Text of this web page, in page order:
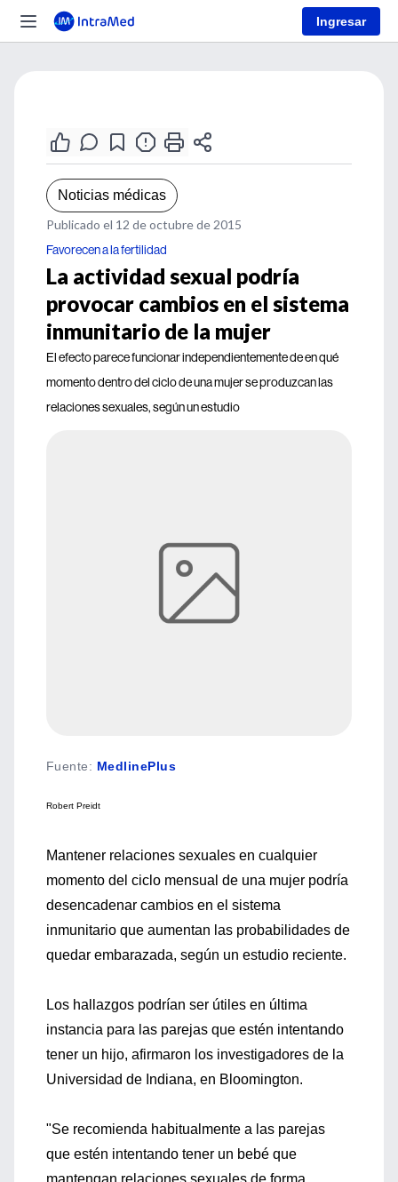
Ingresar
Noticias médicas
Publicado el 12 de octubre de 2015
Favorecen a la fertilidad
La actividad sexual podría
provocar cambios en el sistema
inmunitario de la mujer
El efecto parece funcionar independientemente de en qué
momento dentro del ciclo de una mujer se produzcan las
relaciones sexuales, según un estudio
Fuente: MedlinePlus
Robert Preidt
Mantener relaciones sexuales en cualquier
momento del ciclo mensual de una mujer podría
desencadenar cambios en el sistema
inmunitario que aumentan las probabilidades de
quedar embarazada, según un estudio reciente.
Los hallazgos podrían ser útiles en última
instancia para las parejas que estén intentando
tener un hijo, afirmaron los investigadores de la
Universidad de Indiana, en Bloomington.
"Se recomienda habitualmente a las parejas
que estén intentando tener un bebé que
mantengan relaciones sexuales de forma